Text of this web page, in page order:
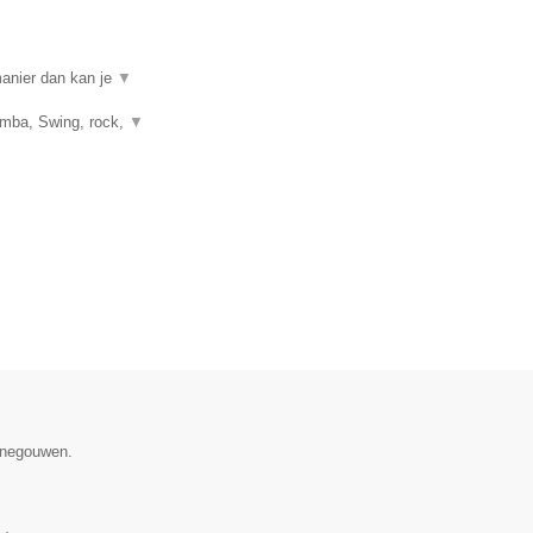
dan kan je ▼
Swing, rock, ▼